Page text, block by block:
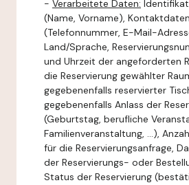
- Verarbeitete Daten:
(Name, Vorname), Kontaktdaten
(Telefonnummer, E-Mail-
Land/Sprache,
und Uhrzeit der angeforderten
die Reservierung gewählter
gegebenenfalls reservierter
gegebenenfalls Anlass der
(Geburtstag, berufliche
Familienveranstaltung, ...),
für die Reservierungsanfrage,
der Reservierungs- oder
Status der Reservierung